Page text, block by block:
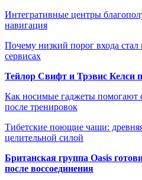
Интегративные центры
навигация
Почему низкий порог входа
сервисах
Тейлор Свифт и Трэвис Келси
Как носимые гаджеты помогают
после тренировок
Тибетские поющие чаши:
целительной силой
Британская группа Oasis
после воссоединения